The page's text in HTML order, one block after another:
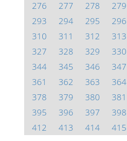
276
277 278 279
293
294 295 296
310
311 312 313
327
328 329 330
344
345 346 347
361
362 363 364
378
379 380 381
395
396 397 398
412
413 414 415